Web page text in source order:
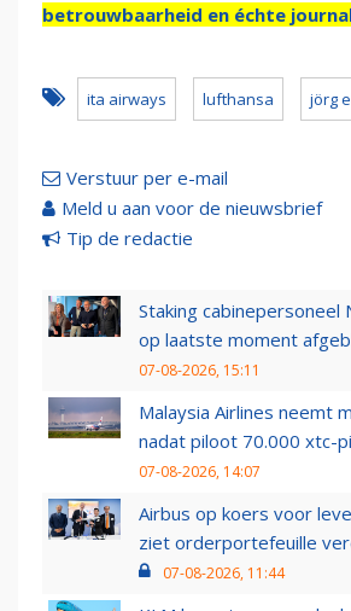
betrouwbaarheid en échte
ita airways lufthansa jörg
Verstuur per e-mail
Meld u aan voor de nieuwsbrief
Tip de redactie
Staking cabinepersoneel
op laatste moment
07-08-2026, 15:11
Malaysia Airlines neemt
nadat piloot 70.000 xtc-
07-08-2026, 14:07
Airbus op koers voor
ziet orderportefeuille
07-08-2026, 11:44